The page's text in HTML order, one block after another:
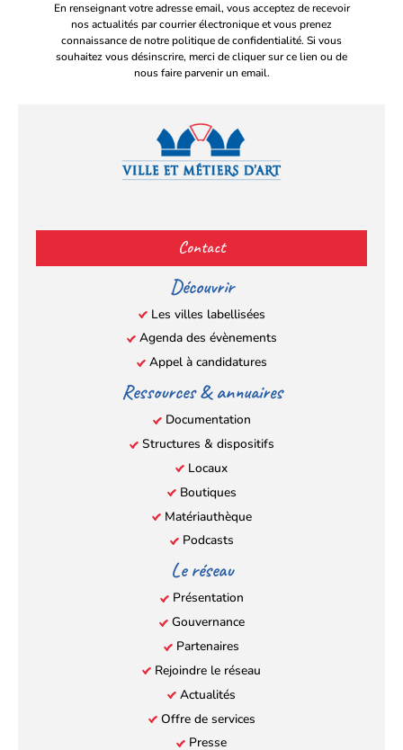
En renseignant votre adresse email, vous acceptez de recevoir
nos actualités par courrier électronique et vous prenez
connaissance de notre politique de confidentialité. Si vous
souhaitez vous désinscrire, merci de cliquer sur ce lien ou de
nous faire parvenir un email.
(s’ouvre
dans
un
nouvel
onglet)
(s’ouvre
dans
un
nouvel
onglet)
(s’ouvre
dans
un
nouvel
onglet)
(s’ouvre
un
nouvel
onglet)
Contact
Découvrir
Les villes labellisées
Agenda des évènements
Appel à candidatures
Ressources & annuaires
Documentation
Structures & dispositifs
Locaux
Boutiques
Matériauthèque
Podcasts
Le réseau
Présentation
Gouvernance
Partenaires
Rejoindre le réseau
Actualités
Offre de services
Presse